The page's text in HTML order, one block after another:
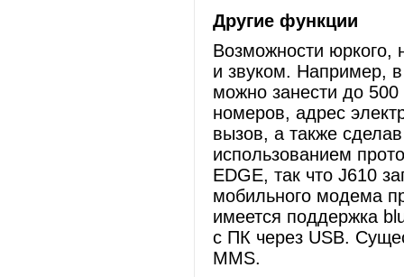
Другие функции
Возможности юркого,
и звуком. Например,
можно занести до
номеров, адрес
вызов, а также
использованием
EDGE, так что J610
мобильного модема
имеется поддержка
с ПК через USB.
MMS.